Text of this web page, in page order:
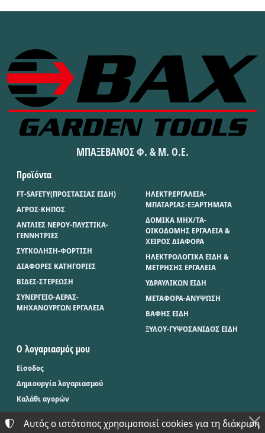
ΜΠΑΞΕΒΑΝΟΣ Φ. & Μ. Ο.Ε.
Προϊόντα
FT-SAFETY(ΠΡΟΣΤΑΣΙΑΣ ΕΙΔΗ)
ΑΓΡΟΣ-ΚΗΠΟΣ
ΑΝΤΛΙΕΣ ΝΕΡΟΥ-ΠΛΥΣΤΙΚΑ-
ΓΕΝΝΗΤΡΙΕΣ
ΣΥΓΚΟΛΗΣΗ-ΦΟΡΤΙΣΗ
ΔΙΑΦΟΡΕΣ ΚΑΤΗΓΟΡΙΕΣ
ΒΙΔΕΣ-ΣΤΕΡΕΩΣΗ
ΣΥΝΕΡΓΕΙΟ-ΑΕΡΑΣ-
ΜΗΧΑΝΟΥΡΓΩΝ ΕΡΓΑΛΕΙΑ
ΗΛΕΚΤΡ.ΕΡΓΑΛΕΙΑ-
ΜΠΑΤΑΡΙΑΣ-ΕΞΑΡΤΗΜΑΤΑ
ΔΟΜΙΚΑ ΜΗΧ/ΤΑ-
ΟΙΚΟΔΟΜΗΣ ΕΡΓΑΛΕΙΑ &
ΧΕΙΡΟΣ ΔΙΑΦΟΡΑ
ΗΛΕΚΤΡΟΛΟΓΙΚΑ ΕΙΔΗ &
ΜΕΤΡΗΣΗΣ ΕΡΓΑΛΕΙΑ
ΥΔΡΑΥΛΙΚΩΝ ΕΙΔΗ
ΜΕΤΑΦΟΡΑ-ΑΝΥΨΩΣΗ
ΒΑΦΗΣ ΕΙΔΗ
ΞΥΛΟΥ-ΓΥΨΟΣΑΝΙΔΟΣ ΕΙΔΗ
Ο λογαριασμός μου
Είσοδος
Δημιουργία λογαριασμού
Καλάθι αγορών
Αυτός ο ιστότοπος χρησιμοποιεί cookies για τη διάκριση